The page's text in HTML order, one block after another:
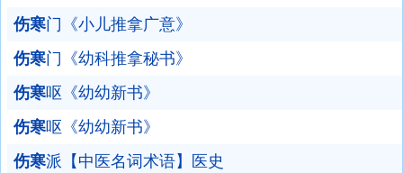
伤寒门《小儿推拿广意》
伤寒门《幼科推拿秘书》
伤寒呕《幼幼新书》
伤寒呕《幼幼新书》
伤寒派【中医名词术语】医史